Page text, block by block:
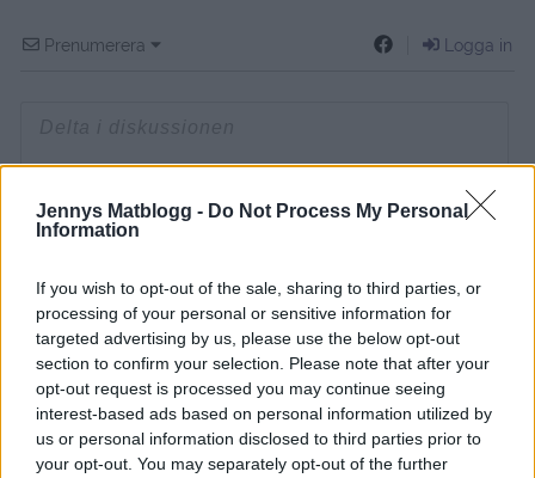
Jennys Matblogg - Do Not Process My Personal
Information
If you wish to opt-out of the sale, sharing to third parties, or
processing of your personal or sensitive information for
targeted advertising by us, please use the below opt-out
section to confirm your selection. Please note that after your
opt-out request is processed you may continue seeing
interest-based ads based on personal information utilized by
us or personal information disclosed to third parties prior to
your opt-out. You may separately opt-out of the further
Prenumerera Logga in
6COMMENTS
äldsta
Gülay